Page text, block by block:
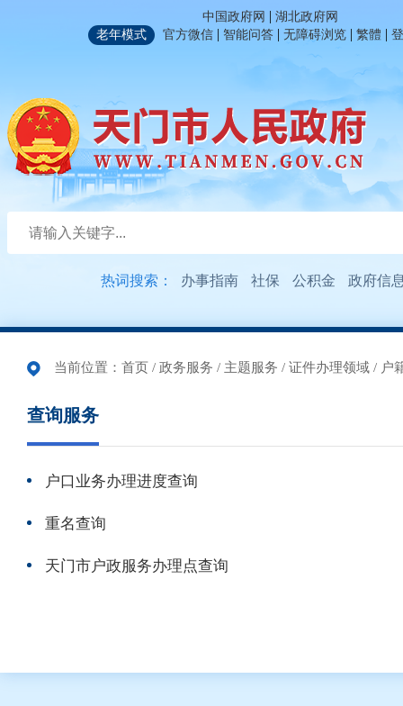
中国政府网 | 湖北政府网
老年模式
官方微信 | 智能问答 | 无障碍浏览 | 繁體 |
热词搜索： 办事指南 社保 公积金 政府信
当前位置： 首页 / 政务服务 / 主题服务 / 证件办理领域 / 户
查询服务
户口业务办理进度查询
重名查询
天门市户政服务办理点查询